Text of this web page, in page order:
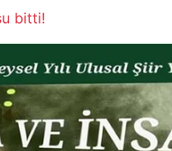
bitti!